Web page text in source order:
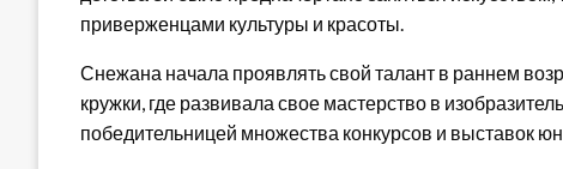
приверженцами культуры и красоты.
Снежана начала проявлять свой талант в раннем
кружки, где развивала свое мастерство в
победительницей множества конкурсов и выставок